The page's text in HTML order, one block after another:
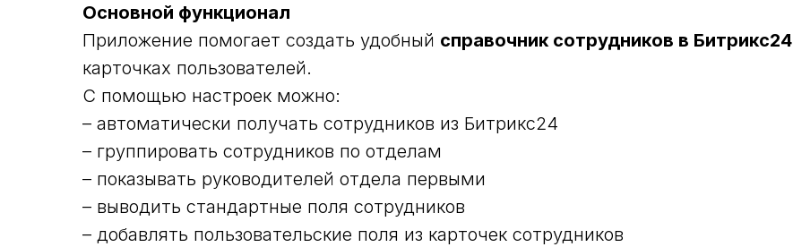
Основной функционал
Приложение помогает создать удобный справочник сотрудников в Битрикс24
карточках пользователей.
С помощью настроек можно:
– автоматически получать сотрудников из Битрикс24
– группировать сотрудников по отделам
– показывать руководителей отдела первыми
– выводить стандартные поля сотрудников
– добавлять пользовательские поля из карточек сотрудников